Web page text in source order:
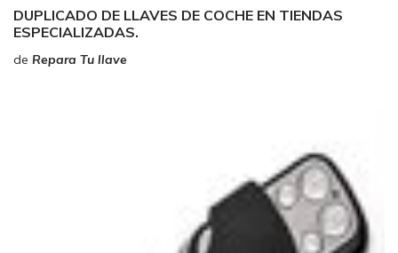
DUPLICADO DE LLAVES DE COCHE EN TIENDAS
ESPECIALIZADAS.
de Repara Tu llave